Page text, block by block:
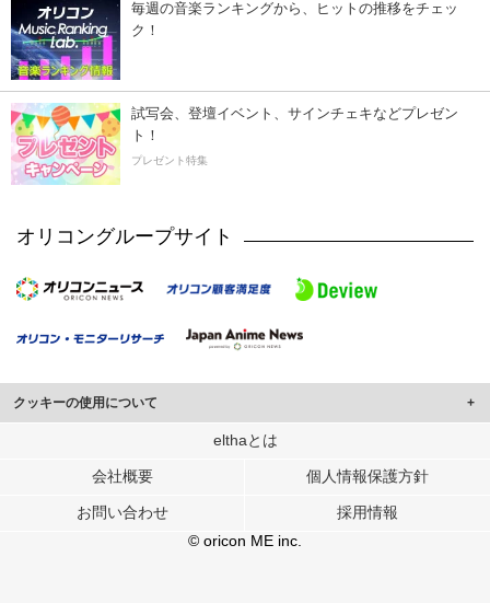
毎週の音楽ランキングから、ヒットの推移をチェッ
ク！
試写会、登壇イベント、サインチェキなどプレゼン
ト！
プレゼント特集
オリコングループサイト
クッキーの使用について
このサイトでは Cookie を使用して、ユーザーに合わせたコンテンツや広告の
行っています。
メディアや広告配信、データ解析の各パートナーに提供しています。
各パートナーは、この情報とユーザーが各パートナーに提供した他の情報や、
ユーザーが各パートナーのサービスを使用したときに収集した他の情報を組み
elthaとは
会社概要 個人情報保護方針
お問い合わせ
採用情報
© oricon ME inc.